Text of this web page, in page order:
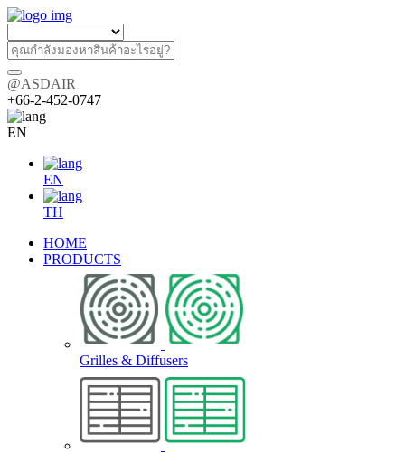
@ASDAIR
+66-2-452-0747
EN
EN
TH
HOME
PRODUCTS
Grilles & Diffusers